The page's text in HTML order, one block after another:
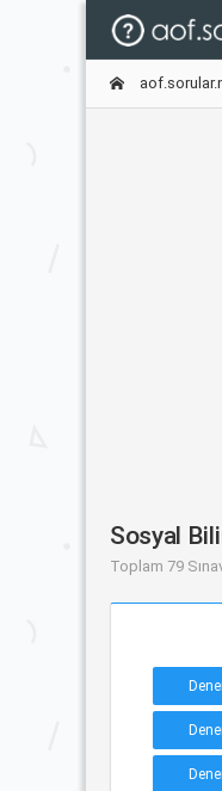
Sosyal
Toplam 79